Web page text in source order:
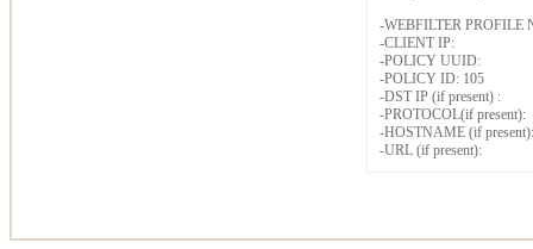
-WEBFILTER PROFILE
-CLIENT IP:
-POLICY UUID:
-POLICY ID: 105
-DST IP (if present) :
-PROTOCOL(if present):
-HOSTNAME (if present):
-URL (if present):